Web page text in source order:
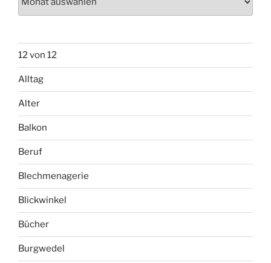
12 von 12
Alltag
Alter
Balkon
Beruf
Blechmenagerie
Blickwinkel
Bücher
Burgwedel